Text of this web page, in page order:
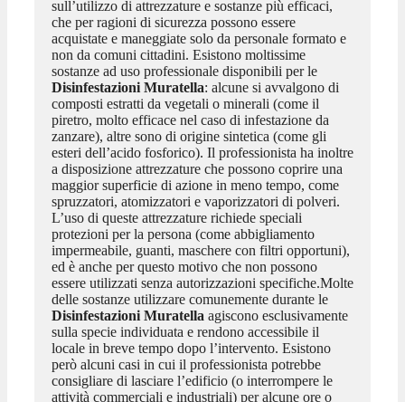
sull’utilizzo di attrezzature e sostanze più efficaci,
che per ragioni di sicurezza possono essere
acquistate e maneggiate solo da personale formato e
non da comuni cittadini. Esistono moltissime
sostanze ad uso professionale disponibili per le
Disinfestazioni Muratella: alcune si avvalgono di
composti estratti da vegetali o minerali (come il
piretro, molto efficace nel caso di infestazione da
zanzare), altre sono di origine sintetica (come gli
esteri dell’acido fosforico). Il professionista ha inoltre
a disposizione attrezzature che possono coprire una
maggior superficie di azione in meno tempo, come
spruzzatori, atomizzatori e vaporizzatori di polveri.
L’uso di queste attrezzature richiede speciali
protezioni per la persona (come abbigliamento
impermeabile, guanti, maschere con filtri opportuni),
ed è anche per questo motivo che non possono
essere utilizzati senza autorizzazioni specifiche.Molte
delle sostanze utilizzare comunemente durante le
Disinfestazioni Muratella agiscono esclusivamente
sulla specie individuata e rendono accessibile il
locale in breve tempo dopo l’intervento. Esistono
però alcuni casi in cui il professionista potrebbe
consigliare di lasciare l’edificio (o interrompere le
attività commerciali e industriali) per alcune ore o